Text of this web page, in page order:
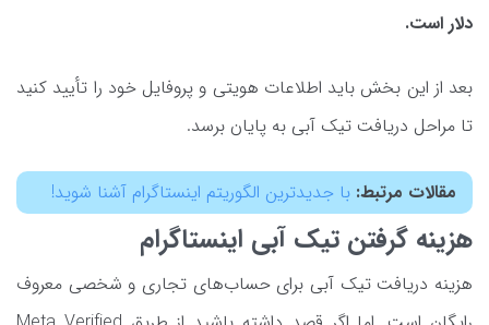
دلار است.
بعد از این بخش باید اطلاعات هویتی و پروفایل خود را تأیید کنید
تا مراحل دریافت تیک آبی به پایان برسد.
مقالات مرتبط: با جدیدترین الگوریتم اینستاگرام آشنا شوید!
هزینه گرفتن تیک آبی اینستاگرام
هزینه دریافت تیک آبی برای حساب‌های تجاری و شخصی معروف